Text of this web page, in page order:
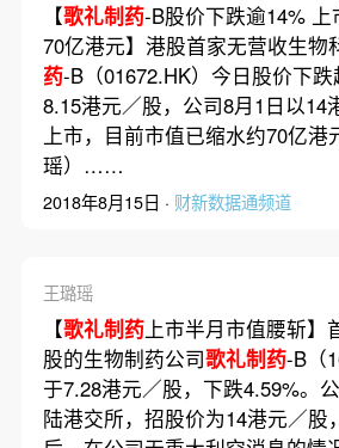
【歌礼制药-B股价下跌逾14%
70亿港元】港股首家无营收生物
药-B（01672.HK）今日股价下
8.15港元／股，公司8月1日以14
上市，目前市值已缩水约70亿港
瑶）……
2018年8月15日 · 财新数据通频道
王璐瑶
【歌礼制药上市半月市值腰斩】
股的生物制药公司歌礼制药-B（
于7.28港元／股，下跌4.59%。
陆港交所，招股价为14港元／股